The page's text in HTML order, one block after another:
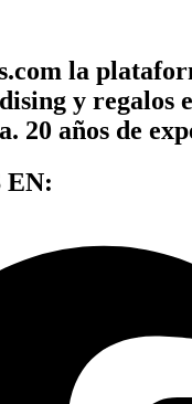
la
y regalos
20 años de
EN: